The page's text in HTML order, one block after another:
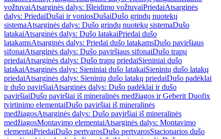
vožtuvaiAtsarginės dalys: Išleidimo vožtuvaiPriedaiAtsarginės
dalys: PriedaiDušai ir voniosDušaiDušo grindų nuotekų
sistemaAtsarginės dalys: Dušo grindų nuotekų sistemaDušo
latakaiAtsarginės dalys: Dušo latakaiPriedai dušo
latakamsAtsarginės dalys: Priedai dušo latakamsDušo paviršiaus
sifonaiAtsarginės dalys: Dušo paviršiaus sifonaiDušo trapų
priedaiAtsarginės dalys: Dušo trapų priedaiSieniniai dušo
latakaiAtsarginės dalys: Sieniniai dušo latakaiSieninių dušo latakų
priedaiAtsarginės dalys: Sieninių dušo latakų priedaiDušo padėklai
ir dušo paviršiaiAtsarginės dalys: Dušo padėklai ir dušo
paviršiaiDušo paviršiai iš mineralinės medžiagos ir Geberit Duofix
tvirtinimo elementaiDušo paviršiai iš mineralinės
medžiagosAtsarginės dalys: Dušo paviršiai iš mineralinės
medžiagosMontavimo elementaiAtsarginės dalys: Montavimo
elementaiPriedaiDušo pertvarosDušo pertvarosStacionarios dušo